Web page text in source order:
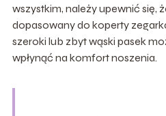
wszystkim, należy upewnić się,
dopasowany do koperty
szeroki lub zbyt wąski pasek
wpłynąć na komfort noszenia.